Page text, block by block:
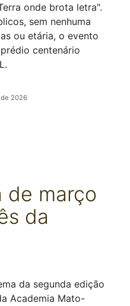
onde brota letra".
sem nenhuma
ou etária, o evento
centenário
2026
de março
da
da segunda edição
Academia Mato-